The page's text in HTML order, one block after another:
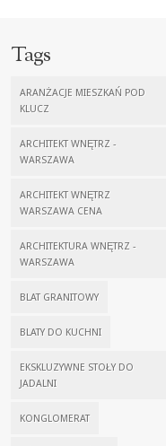
Tags
ARANŻACJE MIESZKAŃ POD
KLUCZ
ARCHITEKT WNĘTRZ -
WARSZAWA
ARCHITEKT WNĘTRZ
WARSZAWA CENA
ARCHITEKTURA WNĘTRZ -
WARSZAWA
BLAT GRANITOWY
BLATY DO KUCHNI
EKSKLUZYWNE STOŁY DO
JADALNI
KONGLOMERAT